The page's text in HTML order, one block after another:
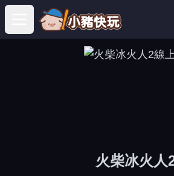
Open main menu
火柴冰火人